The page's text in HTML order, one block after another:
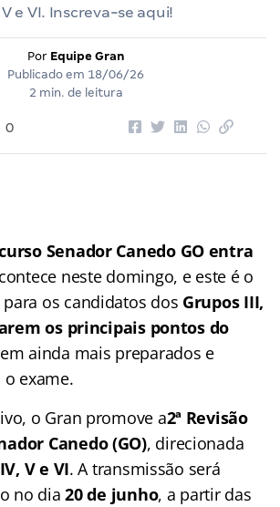
e VI. Inscreva-se aqui!
Por Equipe Gran
Publicado em 18/06/26
2 min. de leitura
0
Senador Canedo GO entra
neste domingo, e este é o
os candidatos dos Grupos III,
os principais pontos do
ainda mais preparados e
exame.
o Gran promove a2ª Revisão
Canedo (GO), direcionada
V e VI. A transmissão será
no dia20 de junho, a partir das